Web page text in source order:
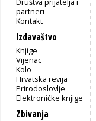
partneri
Kontakt
Izdavaštvo
Knjige
Vijenac
Kolo
Hrvatska revija
Prirodoslovlje
Elektroničke knjige
Zbivanja